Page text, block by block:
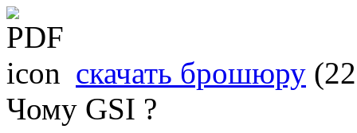
скачать брошюру
Чому GSI ?